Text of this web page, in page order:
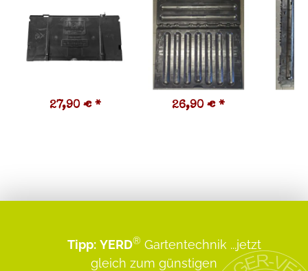
27,90 € * 26,90 € *
Tipp: YERD® Gartentechnik ...jetzt
gleich zum günstigen